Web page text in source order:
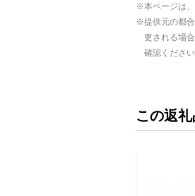
本ページは
提供元の都
更される場
確認ください
この返